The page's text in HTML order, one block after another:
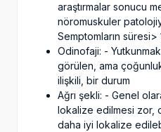
araştırmalar sonucu
nöromuskuler
Semptomların süresi>
Odinofaji: -
görülen, ama
ilişkili, bir durum
Ağrı şekli: - Genel
lokalize edilmesi zor,
daha iyi lokalize